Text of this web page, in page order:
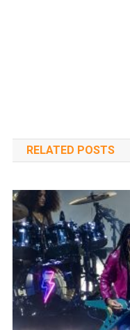
RELATED POSTS